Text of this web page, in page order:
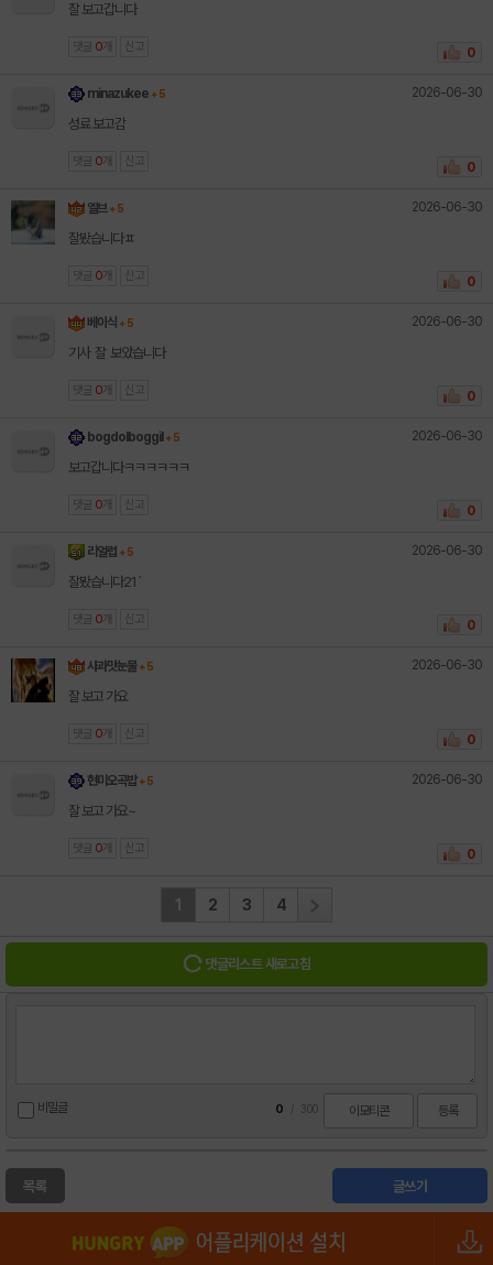
잘 보고갑니다
댓글 0 개 신고 0
minazukee + 5 2026-06-30
성료 보고감
댓글 0 개 신고 0
엘브 + 5 2026-06-30
잘봤습니다ㅍ
댓글 0 개 신고 0
베이식 + 5 2026-06-30
기사 잘 보았습니다
댓글 0 개 신고 0
bogdolboggil + 5 2026-06-30
보고갑니다ㅋㅋㅋㅋㅋㅋ
댓글 0 개 신고 0
리얼럽 + 5 2026-06-30
잘봤습니다21`
댓글 0 개 신고 0
사과맛눈물 + 5 2026-06-30
잘 보고 가요
댓글 0 개 신고 0
현미오곡밥 + 5 2026-06-30
잘 보고 가요~
댓글 0 개 신고 0
1 2 3 4
댓글리스트 새로고침
비밀글 0 300 이모티콘 등록
글쓰기
목록